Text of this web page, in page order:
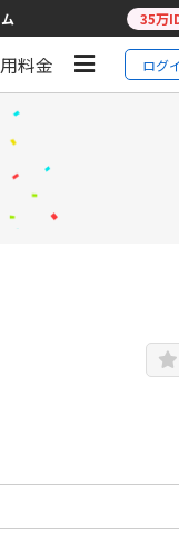
35万
料金 ログ